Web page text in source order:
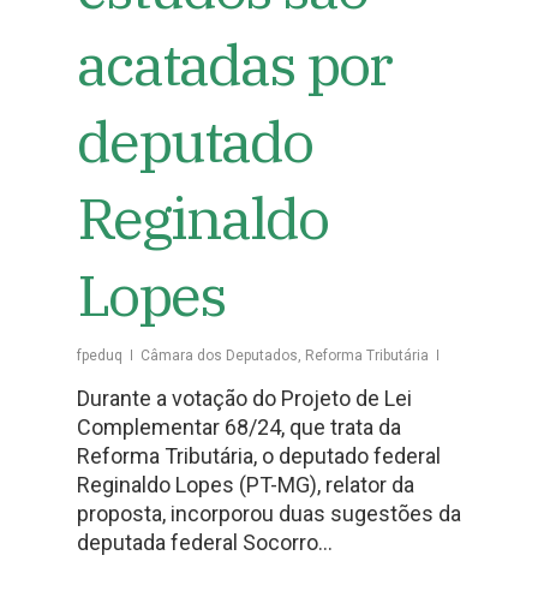
acatadas por
deputado
Reginaldo
Lopes
fpeduq Câmara dos Deputados, Reforma Tributária
Durante a votação do Projeto de Lei
Complementar 68/24, que trata da
Reforma Tributária, o deputado federal
Reginaldo Lopes (PT-MG), relator da
proposta, incorporou duas sugestões da
deputada federal Socorro…